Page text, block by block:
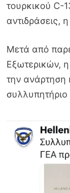
τουρκικού C-
αντιδράσεις,
Μετά από
Εξωτερικών,
την ανάρτηση